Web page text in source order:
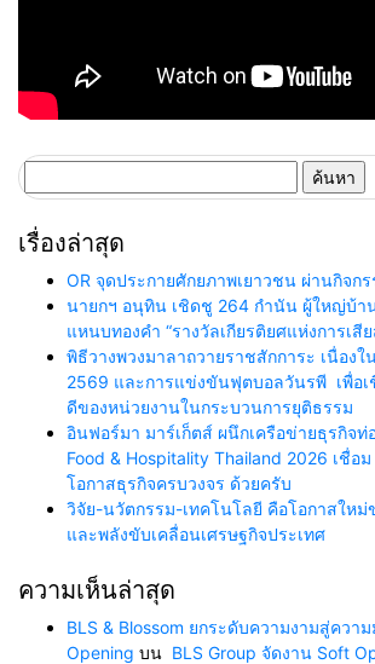
สำหรับ:
เรื่องล่าสุด
OR จุดประกายศักยภาพเยาวชน ผ่านกิจกร
นายกฯ อนุทิน เชิดชู 264 กำนัน ผู้ใหญ่บ้า
แหนบทองคำ “รางวัลเกียรติยศแห่งการเสี
พิธีวางพวงมาลาถวายราชสักการะ เนื่อง
2569 และการแข่งขันฟุตบอลวันรพี เพื่อ
ดีของหน่วยงานในกระบวนการยุติธรรม
อินฟอร์มา มาร์เก็ตส์ ผนึกเครือข่ายธุรกิจท่
Food & Hospitality Thailand 2026 เชื่อ
โอกาสธุรกิจครบวงจร ด้วยครับ
วิจัย-นวัตกรรม-เทคโนโลยี คือโอกาสใหม่
และพลังขับเคลื่อนเศรษฐกิจประเทศ
ความเห็นล่าสุด
BLS & Blossom ยกระดับความงามสู่ควา
Opening บน BLS Group จัดงาน Soft